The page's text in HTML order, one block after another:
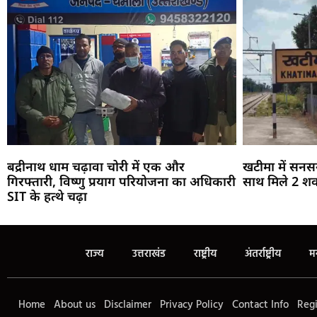
बद्रीनाथ धाम चढ़ावा चोरी में एक और
गिरफ्तारी, विष्णु प्रयाग परियोजना का अधिकारी
SIT के हत्थे चढ़ा
खटीमा में
साथ मिले 2
राज्य उत्तराखंड राष्ट्रीय अंतर्राष्ट्रीय
Home About us Disclaimer Privacy Policy Contact Info